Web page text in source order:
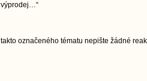
výprodej…“
označeného tématu nepište žádné